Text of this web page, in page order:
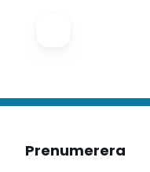
Prenumerera